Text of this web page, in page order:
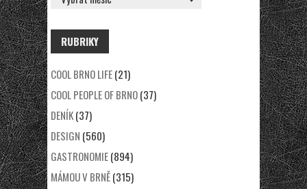
RUBRIKY
COOL BRNO LIFE(21)
COOL PEOPLE OF BRNO(37)
DENÍK(37)
DESIGN (560)
GASTRONOMIE(894)
MÁMOU V BRNĚ(315)